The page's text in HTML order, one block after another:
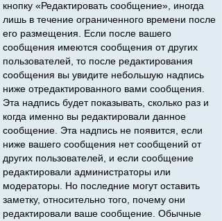
кнопку «Редактировать сообщение», иногда
лишь в течение ограниченного времени после
его размещения. Если после вашего
сообщения имеются сообщения от других
пользователей, то после редактирования
сообщения вы увидите небольшую надпись
ниже отредактированного вами сообщения.
Эта надпись будет показывать, сколько раз и
когда именно вы редактировали данное
сообщение. Эта надпись не появится, если
ниже вашего сообщения нет сообщений от
других пользователей, и если сообщение
редактировали администраторы или
модераторы. Но последние могут оставить
заметку, относительно того, почему они
редактировали ваше сообщение. Обычные